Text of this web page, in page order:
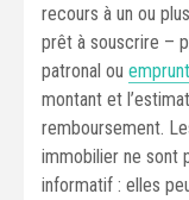
recours à un ou
prêt à souscrire –
patronal ou
montant et
remboursement.
immobilier ne sont
informatif : elles